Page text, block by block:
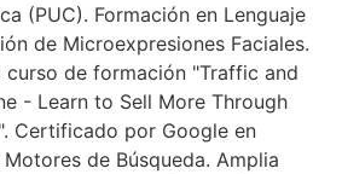
(PUC). Formación en Lenguaje
de Microexpresiones Faciales.
curso de formación "Traffic and
- Learn to Sell More Through
Certificado por Google en
de Búsqueda. Amplia